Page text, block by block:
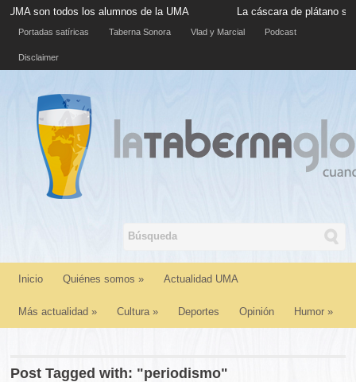
los alumnos de la UMA La cáscara de plátano situada en la
Portadas satíricas Taberna Sonora Vlad y Marcial Podcast
Disclaimer
Inicio Quiénes somos » Actualidad UMA
Más actualidad » Cultura» Deportes Opinión Humor »
Post Tagged with: "periodismo"